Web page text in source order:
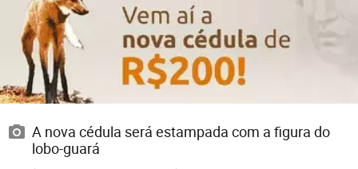
A nova cédula será estampada com a figura do
lobo-guará